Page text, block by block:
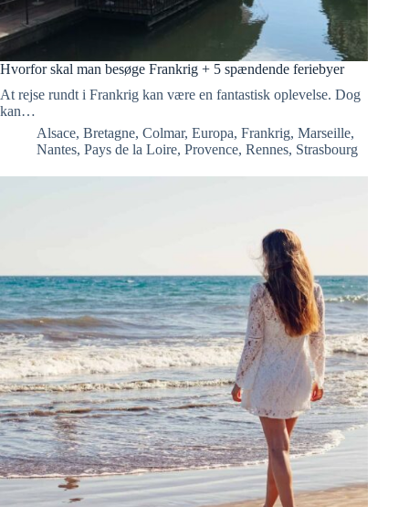
Hvorfor skal man besøge Frankrig + 5 spændende feriebyer
At rejse rundt i Frankrig kan være en fantastisk oplevelse. Dog
kan…
Alsace, Bretagne, Colmar, Europa, Frankrig, Marseille,
Nantes, Pays de la Loire, Provence, Rennes, Strasbourg